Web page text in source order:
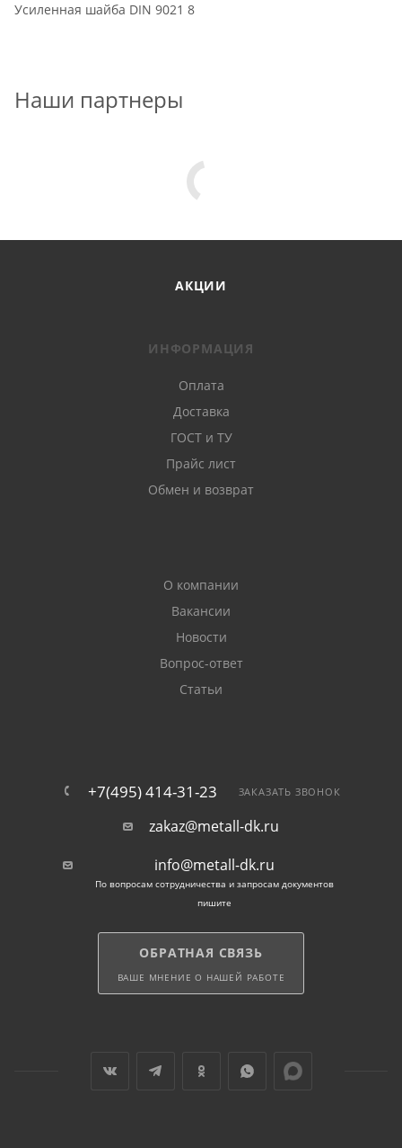
Усиленная шайба DIN 9021 8
Наши партнеры
АКЦИИ
ИНФОРМАЦИЯ
Оплата
Доставка
ГОСТ и ТУ
Прайс лист
Обмен и возврат
О компании
Вакансии
Новости
Вопрос-ответ
Статьи
+7(495) 414-31-23 ЗАКАЗАТЬ ЗВОНОК
zakaz@metall-dk.ru
info@metall-dk.ru
По вопросам сотрудничества и запросам документов
пишите
ОБРАТНАЯ СВЯЗЬ
ВАШЕ МНЕНИЕ О НАШЕЙ РАБОТЕ